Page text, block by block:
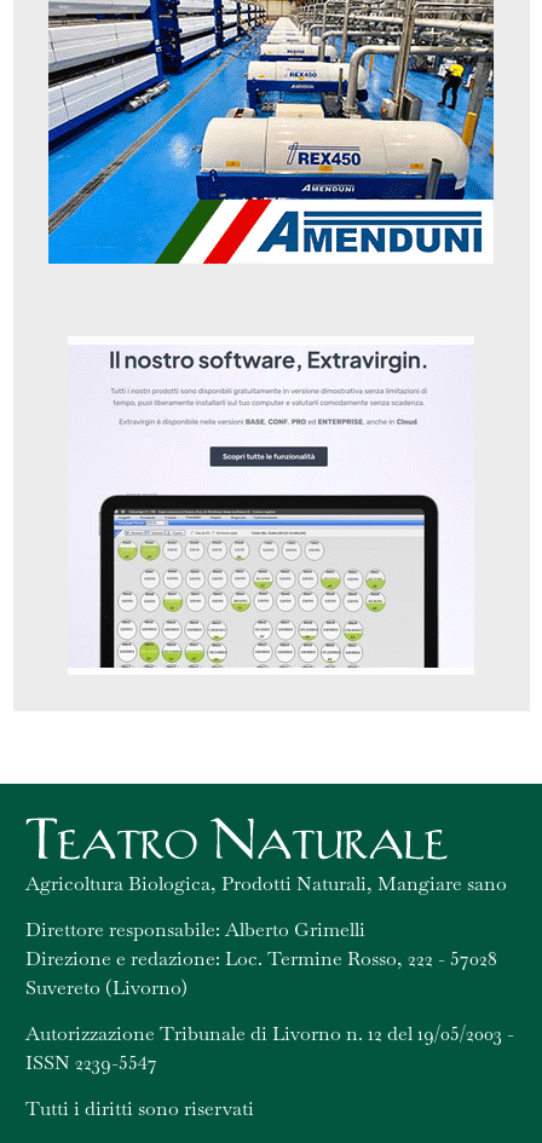
Agricoltura Biologica, Prodotti Naturali, Mangiare sano
Direttore responsabile: Alberto Grimelli
Direzione e redazione: Loc. Termine Rosso, 222 - 57028
Suvereto (Livorno)
Autorizzazione Tribunale di Livorno n. 12 del 19/05/2003 -
ISSN 2239-5547
Tutti i diritti sono riservati